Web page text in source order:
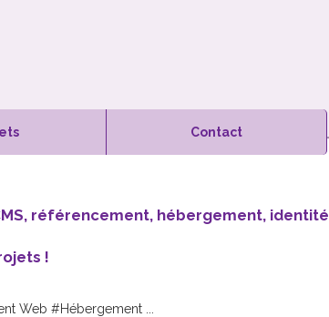
Contact
référencement, hébergement, identité
!
Web #Hébergement